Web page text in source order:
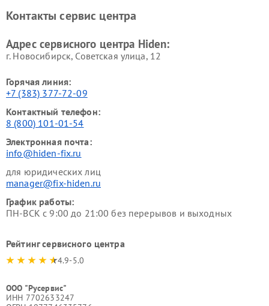
Контакты сервис центра
Адрес сервисного центра Hiden:
г. Новосибирск, Советская улица, 12
Горячая линия:
+7 (383) 377-72-09
Контактный телефон:
8 (800) 101-01-54
Электронная почта:
info@hiden-fix.ru
для юридических лиц
manager@fix-hiden.ru
График работы:
ПН-ВСК с 9:00 до 21:00 без перерывов и выходных
Рейтинг сервисного центра
4.9-5.0
ООО "Русервис"
ИНН 7702633247